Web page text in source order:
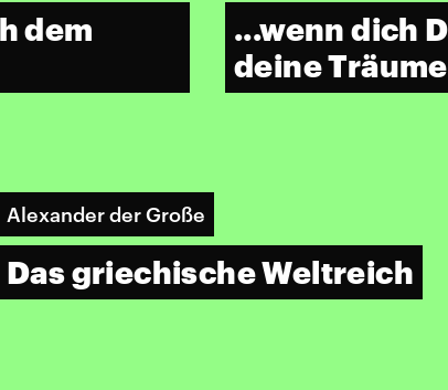
dem
...wenn dich
deine
Alexander der Große
Das griechische Weltreich